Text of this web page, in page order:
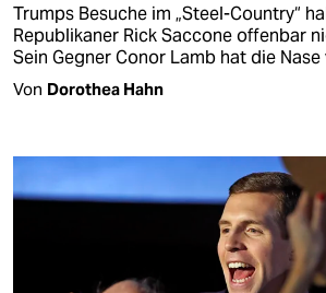
Trumps Besuche im „Steel-Country“
Republikaner Rick Saccone offenbar
Sein Gegner Conor Lamb hat die Nase
Von Dorothea Hahn